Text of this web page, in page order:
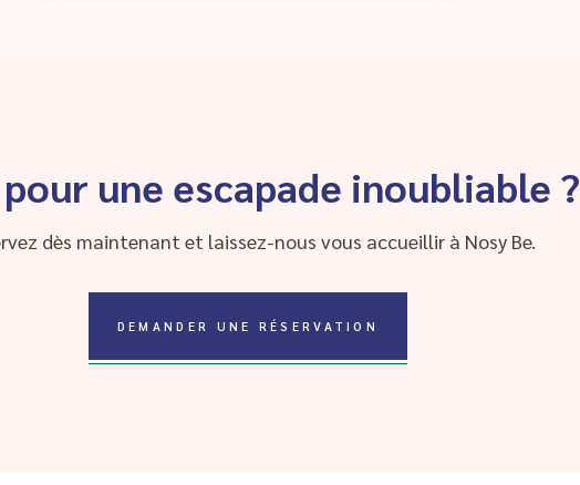
une escapade inoubliable ?
dès maintenant et laissez-nous vous accueillir à Nosy Be.
DEMANDER UNE RÉSERVATION